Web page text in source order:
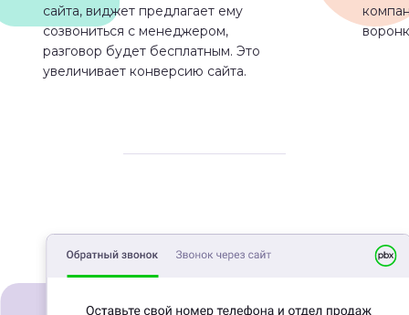
сайта, виджет предлагает ему
созвониться с менеджером,
разговор будет бесплатным. Это
увеличивает конверсию сайта.